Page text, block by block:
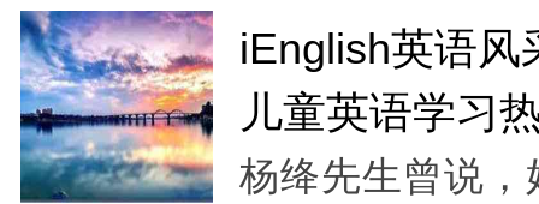
iEnglish英语风
儿童英语学习
杨绛先生曾说